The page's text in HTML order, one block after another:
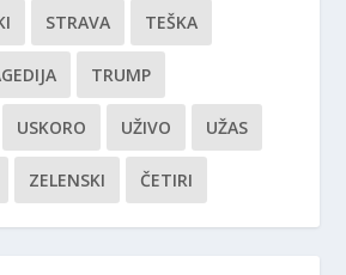
STRAVA TEŠKA
TRUMP
USKORO UŽIVO UŽAS
ZELENSKI ČETIRI